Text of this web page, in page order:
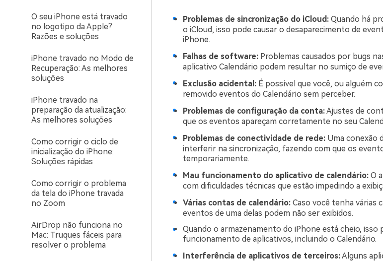
O seu iPhone está travado
no logotipo da Apple?
Razões e soluções
iPhone travado no Modo de
Recuperação: As melhores
soluções
iPhone travado na
preparação da atualização:
As melhores soluções
Como corrigir o ciclo de
inicialização do iPhone:
Soluções rápidas
Como corrigir o problema
da tela do iPhone travada
no Zoom
AirDrop não funciona no
Mac: Truques fáceis para
resolver o problema
Problemas de sincronização do iCloud:Quando há
o iCloud, isso pode causar o desaparecimento de
iPhone.
Falhas de software:Problemas causados por bugs
aplicativo Calendário podem resultar no sumiço de
Exclusão acidental:É possível que você, ou alguém
removido eventos do Calendário sem perceber.
Problemas de configuração da conta:Ajustes de
que os eventos apareçam corretamente no seu
Problemas de conectividade de rede:Uma conexão
interferir na sincronização, fazendo com que os
temporariamente.
Mau funcionamento do aplicativo de calendário:O
com dificuldades técnicas que estão impedindo a
Várias contas de calendário:Caso você tenha várias
eventos de uma delas podem não ser exibidos.
Quando o armazenamento do iPhone está cheio, isso
funcionamento de aplicativos, incluindo o Calendário.
Interferência de aplicativos de terceiros:Alguns